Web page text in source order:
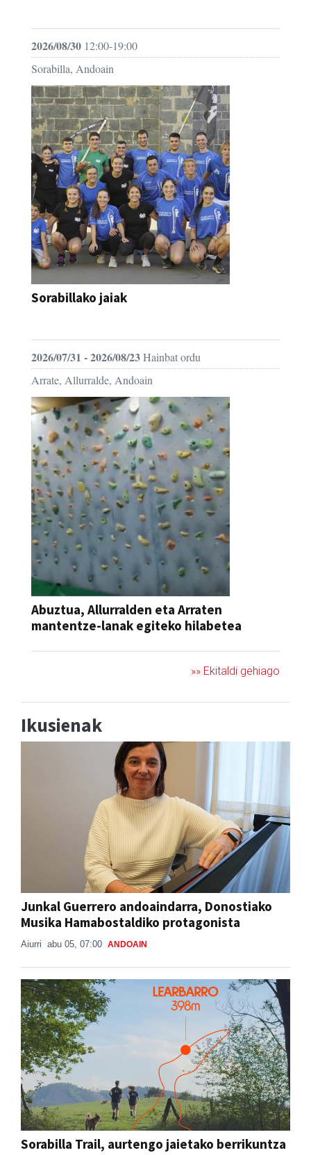
2026/08/30 12:00-19:00
Sorabilla, Andoain
Sorabillako jaiak
2026/07/31 - 2026/08/23Hainbat ordu
Arrate, Allurralde, Andoain
Abuztua, Allurralden eta Arraten
mantentze-lanak egiteko hilabetea
»» Ekitaldi gehiago
Ikusienak
Junkal Guerrero andoaindarra, Donostiako
Musika Hamabostaldiko protagonista
Aiurri abu 05, 07:00 ANDOAIN
Sorabilla Trail, aurtengo jaietako berrikuntza